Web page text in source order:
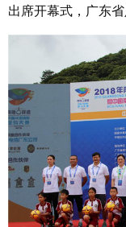
出席开幕式，广东